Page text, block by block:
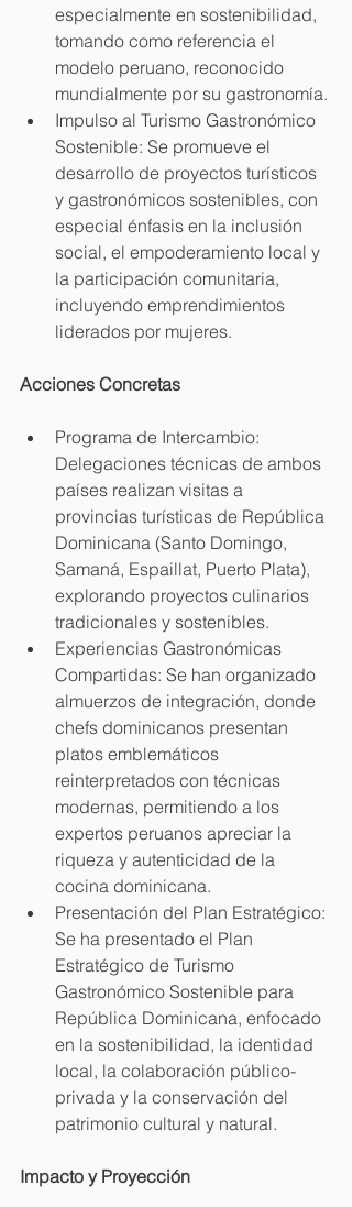
especialmente en sostenibilidad,
tomando como referencia el
modelo peruano, reconocido
mundialmente por su gastronomía.
Impulso al Turismo Gastronómico
Sostenible: Se promueve el
desarrollo de proyectos turísticos
y gastronómicos sostenibles, con
especial énfasis en la inclusión
social, el empoderamiento local y
la participación comunitaria,
incluyendo emprendimientos
liderados por mujeres.
Acciones Concretas
Programa de Intercambio:
Delegaciones técnicas de ambos
países realizan visitas a
provincias turísticas de República
Dominicana (Santo Domingo,
Samaná, Espaillat, Puerto Plata),
explorando proyectos culinarios
tradicionales y sostenibles.
Experiencias Gastronómicas
Compartidas: Se han organizado
almuerzos de integración, donde
chefs dominicanos presentan
platos emblemáticos
reinterpretados con técnicas
modernas, permitiendo a los
expertos peruanos apreciar la
riqueza y autenticidad de la
cocina dominicana.
Presentación del Plan Estratégico:
Se ha presentado el Plan
Estratégico de Turismo
Gastronómico Sostenible para
República Dominicana, enfocado
en la sostenibilidad, la identidad
local, la colaboración público-
privada y la conservación del
patrimonio cultural y natural.
Impacto y Proyección